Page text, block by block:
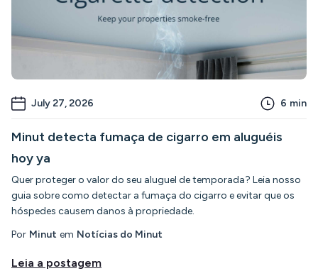
July 27, 2026 6 min
Minut detecta fumaça de cigarro em aluguéis
hoy ya
Quer proteger o valor do seu aluguel de temporada? Leia nosso
guia sobre como detectar a fumaça do cigarro e evitar que os
hóspedes causem danos à propriedade.
Por Minut em Notícias do Minut
Leia a postagem